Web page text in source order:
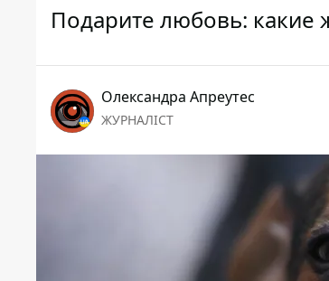
Подарите любовь:
Олександра Апреутес
ЖУРНАЛІСТ